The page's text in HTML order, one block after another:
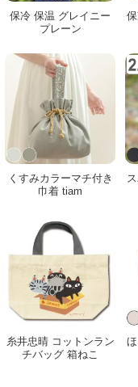
保冷 保温 グレイニー
プレーン
くすみカラーマチ付き
巾着 tiam
糸井忠晴 コットンラン
チバッグ 箱ねこ